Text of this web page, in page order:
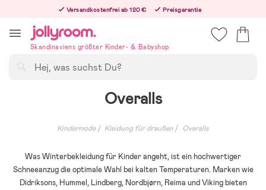
innehållet
Versandkostenfrei ab 120 €
Preisgarantie
Bestellungen, die nach 12:00 Uhr eingehen, werden am nächsten Werktag versandt!
Skandinaviens größter Kinder- & Babyshop
Overalls
Kindermode Kleidung für draußen Overalls
Was Winterbekleidung für Kinder angeht, ist ein hochwertiger
Schneeanzug die optimale Wahl bei kalten Temperaturen. Marken wie
Didriksons, Hummel, Lindberg, Nordbjørn, Reima und Viking bieten